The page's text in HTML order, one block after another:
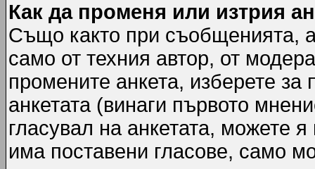
Как да променя или изтрия
Също както при съобщенията,
само от техния автор, от
промените анкета, изберете
анкетата (винаги първото
гласувал на анкетата, можете
има поставени гласове, само